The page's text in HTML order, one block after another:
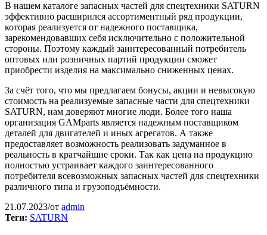
В нашем каталоге запасных частей для спецтехники SATURN
эффективно расширился ассортиментный ряд продукции,
которая реализуется от надежного поставщика,
зарекомендовавших себя исключительно с положительной
стороны. Поэтому каждый заинтересованный потребитель
оптовых или розничных партий продукции сможет
приобрести изделия на максимально сниженных ценах.
За счёт того, что мы предлагаем бонусы, акции и невысокую
стоимость на реализуемые запасные части для спецтехники
SATURN, нам доверяют многие люди. Более того наша
организация GAMparts является надежным поставщиком
деталей для двигателей и иных агрегатов. А также
предоставляет возможность реализовать задуманное в
реальность в кратчайшие сроки. Так как цена на продукцию
полностью устраивает каждого заинтересованного
потребителя всевозможных запасных частей для спецтехники
различного типа и грузоподъёмности.
21.07.2023/от admin
Теги: SATURN